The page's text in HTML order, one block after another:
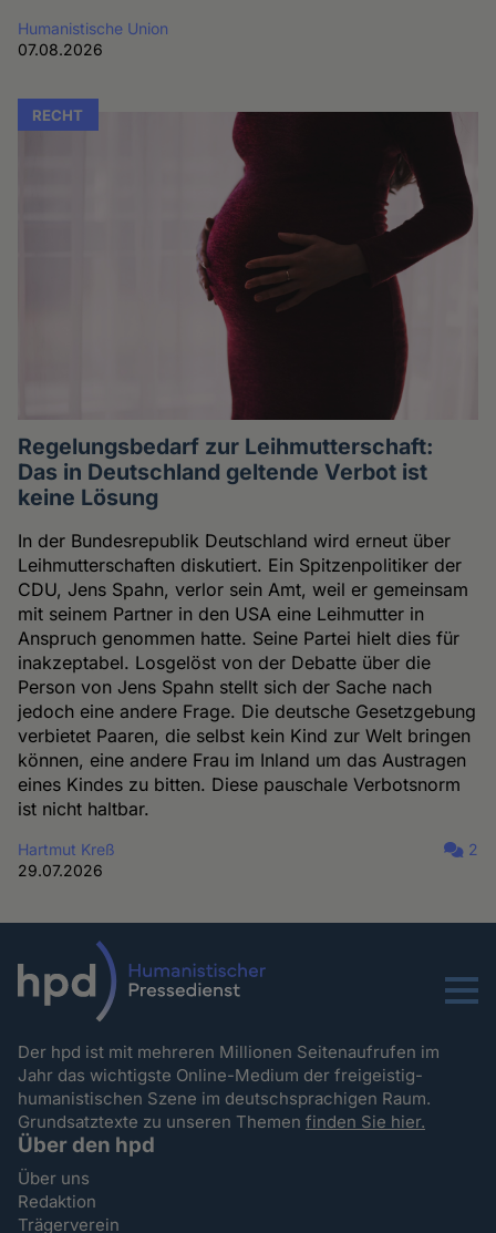
Humanistische Union
07.08.2026
RECHT
Regelungsbedarf zur Leihmutterschaft:
Das in Deutschland geltende Verbot ist
keine Lösung
In der Bundesrepublik Deutschland wird erneut über
Leihmutterschaften diskutiert. Ein Spitzenpolitiker der
CDU, Jens Spahn, verlor sein Amt, weil er gemeinsam
mit seinem Partner in den USA eine Leihmutter in
Anspruch genommen hatte. Seine Partei hielt dies für
inakzeptabel. Losgelöst von der Debatte über die
Person von Jens Spahn stellt sich der Sache nach
jedoch eine andere Frage. Die deutsche Gesetzgebung
verbietet Paaren, die selbst kein Kind zur Welt bringen
können, eine andere Frau im Inland um das Austragen
eines Kindes zu bitten. Diese pauschale Verbotsnorm
ist nicht haltbar.
Hartmut Kreß
29.07.2026
2
Menu
Der hpd ist mit mehreren Millionen Seitenaufrufen im
Jahr das wichtigste Online-Medium der freigeistig-
humanistischen Szene im deutschsprachigen Raum.
Grundsatztexte zu unseren Themenfinden Sie hier.
Über den hpd
Über uns
Redaktion
Trägerverein